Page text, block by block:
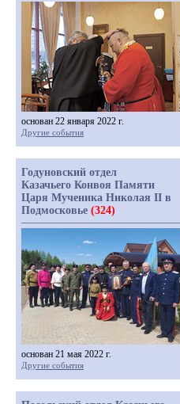
основан 22 января 2022 г.
Другие события
Годуновский отдел
Казачьего Конвоя Памяти
Царя Мученика Николая II в
Подмосковье (324)
основан 21 мая 2022 г.
Другие события